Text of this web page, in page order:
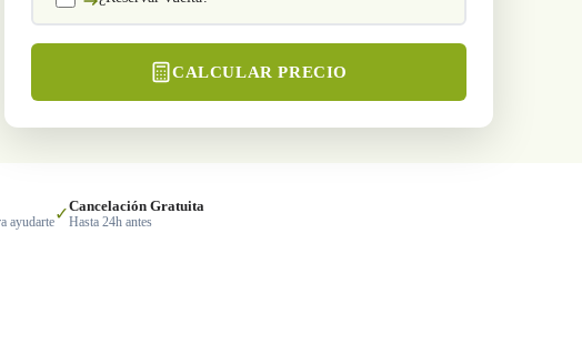
CALCULAR PRECIO
ayudarte✓Cancelación Gratuita
Hasta 24h antes